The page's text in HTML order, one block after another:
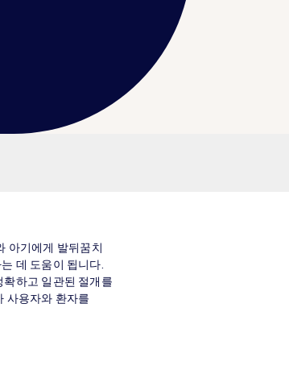
아기에게 발뒤꿈치
데 도움이 됩니다.
확하고 일관된 절개를
사용자와 환자를